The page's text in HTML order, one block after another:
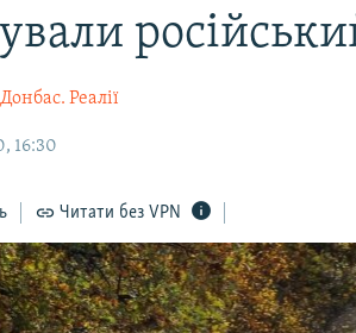
Донбас. Реалії
16:30
Читати без VPN